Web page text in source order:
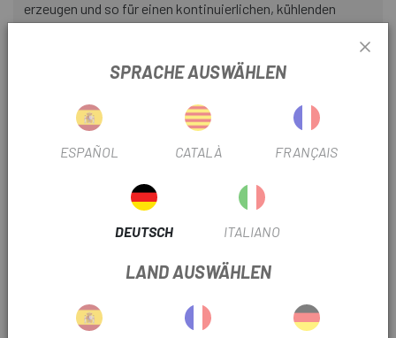
erzeugen und so für einen kontinuierlichen, kühlenden
Über Aerodynamik und Belüftung hinaus steht der Propero
4 für viel Liebe zum Detail. Wir sind noch einen Schritt
weiter gegangen, indem wir modernste Technologien in
die MIPS-Technologie für mehr Sicherheit und ein
Passformsystem, das für ganztägigen Komfort ausgelegt
ist. Der Propero 4 erfüllt nicht nur die Erwartungen;
- Mips Evolve Solution ist eine reibungsarme Schicht, die
SPRACHE AUSWÄHLEN
ESPAÑOL CATALÀ FRANÇAIS
DEUTSCH ITALIANO
LAND AUSWÄHLEN